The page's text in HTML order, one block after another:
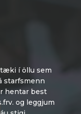
í öllu sem
starfsmenn
hentar best
og leggjum